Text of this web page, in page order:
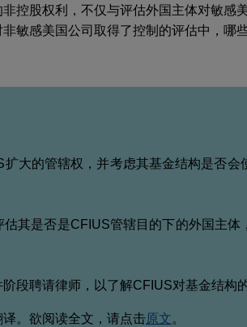
控股权利，不仅与评估外国主体对敏感
敏感美国公司取得了控制的评估中，哪
大的管辖权，并考虑其基金结构是否会
其是否是CFIUS管辖目的下的外国主体
段聘请律师，以了解CFIUS对基金结构的
。欲阅读全文，请点击原文。